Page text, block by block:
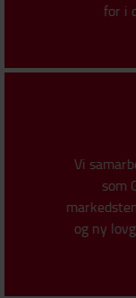
for i
Vi
som
og ny